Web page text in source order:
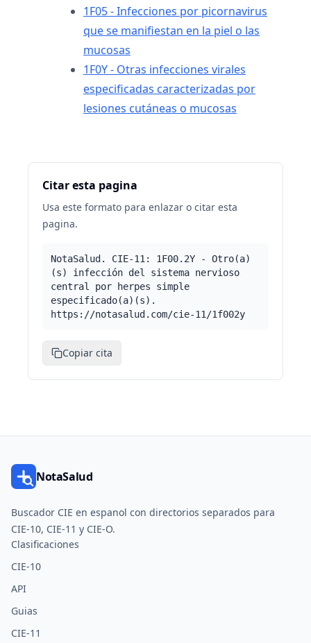
1F05 - Infecciones por picornavirus
que se manifiestan en la piel o las
mucosas
1F0Y - Otras infecciones virales
especificadas caracterizadas por
lesiones cutáneas o mucosas
Citar esta pagina
Usa este formato para enlazar o citar esta
pagina.
NotaSalud. CIE-11: 1F00.2Y - Otro(a)
(s) infección del sistema nervioso
central por herpes simple
especificado(a)(s).
https://notasalud.com/cie-11/1f002y
Copiar cita
NotaSalud
Buscador CIE en espanol con directorios separados para
CIE-10, CIE-11 y CIE-O.
Clasificaciones
CIE-10
API
Guias
CIE-11